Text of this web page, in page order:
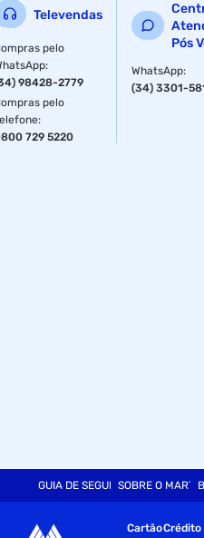
Televendas
pelo
:
98428-2779
pelo
:
729 5220
Pós
WhatsApp:
(34) 3301-
GUIA DE SEGURANÇA
SOBRE O
CartãoCrédito